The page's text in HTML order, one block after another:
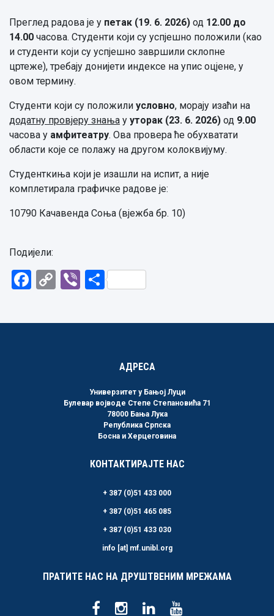
Преглед радова је у петак (19. 6. 2026) од 12.00 до
14.00 часова. Студенти који су успјешно положили (као
и студенти који су успјешно завршили склопне
цртеже), требају донијети индексе на упис оцјене, у
овом термину.
Студенти који су положили условно, морају изаћи на
додатну провјеру знања у уторак (23. 6. 2026) од 9.00
часова у амфитеатру. Ова провера ће обухватати
области које се полажу на другом колоквијуму.
Студенткиња који је изашли на испит, а није
комплетирала графичке радове је:
10790 Качавенда Соња (вјежба бр. 10)
Подијели:
Facebook
CopyViberShare
АДРЕСА
Универзитет у Бањој Луци
Булевар војводе Степе Степановића 71
78000 Бања Лука
Република Српска
Босна и Херцеговина
КОНТАКТИРАЈТЕ НАС
+ 387 (0)51 433 000
+ 387 (0)51 465 085
+ 387 (0)51 433 030
info [at] mf.unibl.org
ПРАТИТЕ НАС НА ДРУШТВЕНИМ МРЕЖАМА